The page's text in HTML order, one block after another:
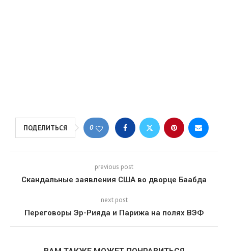
ПОДЕЛИТЬСЯ 0
previous post
Скандальные заявления США во дворце Баабда
next post
Переговоры Эр-Рияда и Парижа на полях ВЭФ